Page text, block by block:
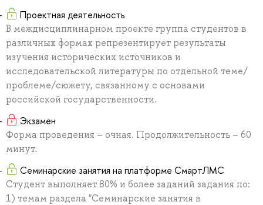
Проектная деятельность
В междисциплинарном проекте группа студентов в
различных формах репрезентирует результаты
изучения исторических источников и
исследовательской литературы по отдельной теме/
проблеме/сюжету, связанному с основами
российской государственности.
Экзамен
Форма проведения – очная. Продолжительность – 60
минут.
Семинарские занятия на платформе СмартЛМС
Студент выполняет 80% и более заданий задания по:
1) темам раздела "Семинарские занятия в